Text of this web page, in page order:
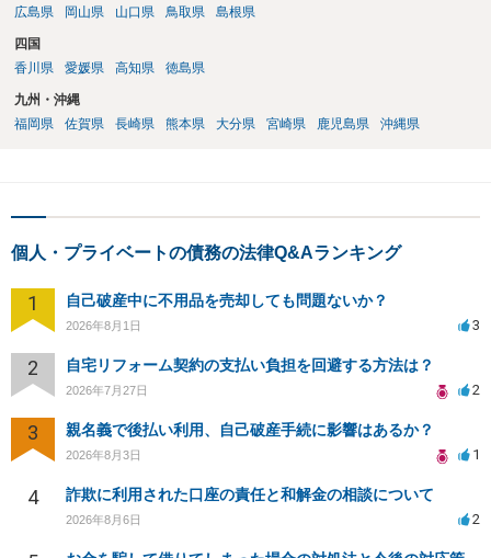
広島県
岡山県 山口県 鳥取県 島根県
四国
香川県
愛媛県 高知県 徳島県
九州・沖縄
福岡県
佐賀県 長崎県 熊本県 大分県 宮崎県 鹿児島県 沖縄県
個人・プライベートの債務の法律Q&Aランキング
1 自己破産中に不用品を売却しても問題ないか？
2026年8月1日 3
2 自宅リフォーム契約の支払い負担を回避する方法は？
2026年7月27日 2
3 親名義で後払い利用、自己破産手続に影響はあるか？
2026年8月3日 1
4 詐欺に利用された口座の責任と和解金の相談について
2026年8月6日 2